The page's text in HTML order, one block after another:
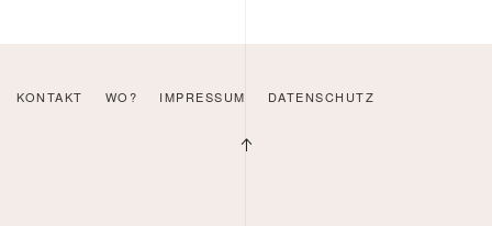
KONTAKT WO? IMPRESSUM DATENSCHUTZ